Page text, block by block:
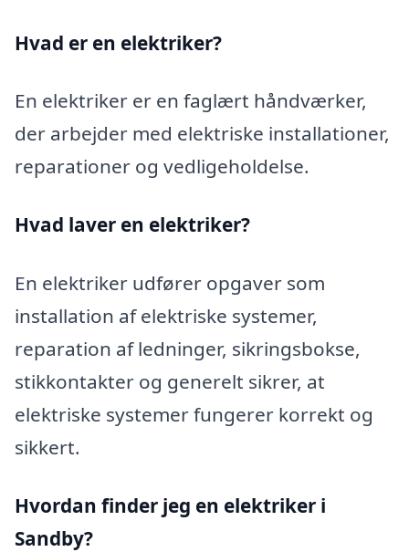
Hvad er en elektriker?
En elektriker er en faglært håndværker,
der arbejder med elektriske installationer,
reparationer og vedligeholdelse.
Hvad laver en elektriker?
En elektriker udfører opgaver som
installation af elektriske systemer,
reparation af ledninger, sikringsbokse,
stikkontakter og generelt sikrer, at
elektriske systemer fungerer korrekt og
sikkert.
Hvordan finder jeg en elektriker i
Sandby?